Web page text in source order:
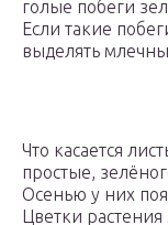
голые побеги
Если такие
выделять
Что касается
простые,
Осенью у них
Цветки